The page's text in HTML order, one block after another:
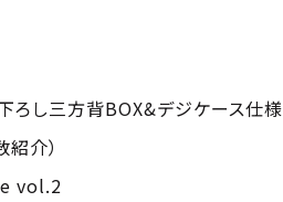
ろし三方背BOX&デジケース仕様
介）
vol.2